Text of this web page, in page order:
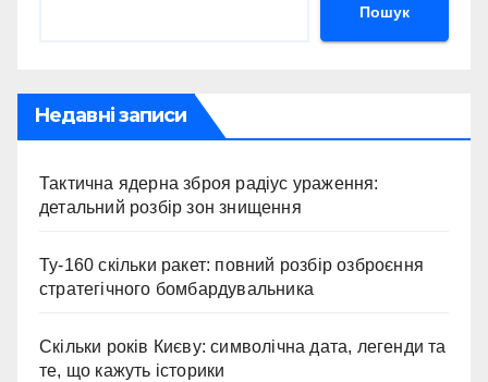
Пошук
Недавні записи
Тактична ядерна зброя радіус ураження:
детальний розбір зон знищення
Ту-160 скільки ракет: повний розбір озброєння
стратегічного бомбардувальника
Скільки років Києву: символічна дата, легенди та
те, що кажуть історики